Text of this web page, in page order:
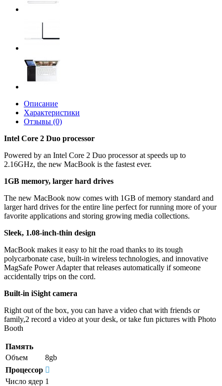
Описание
Характеристики
Отзывы (0)
Intel Core 2 Duo processor
Powered by an Intel Core 2 Duo processor at speeds up to
2.16GHz, the new MacBook is the fastest ever.
1GB memory, larger hard drives
The new MacBook now comes with 1GB of memory standard and
larger hard drives for the entire line perfect for running more of your
favorite applications and storing growing media collections.
Sleek, 1.08-inch-thin design
MacBook makes it easy to hit the road thanks to its tough
polycarbonate case, built-in wireless technologies, and innovative
MagSafe Power Adapter that releases automatically if someone
accidentally trips on the cord.
Built-in iSight camera
Right out of the box, you can have a video chat with friends or
family,2 record a video at your desk, or take fun pictures with Photo
Booth
Память
Объем
8gb
Процессор
Число ядер 1